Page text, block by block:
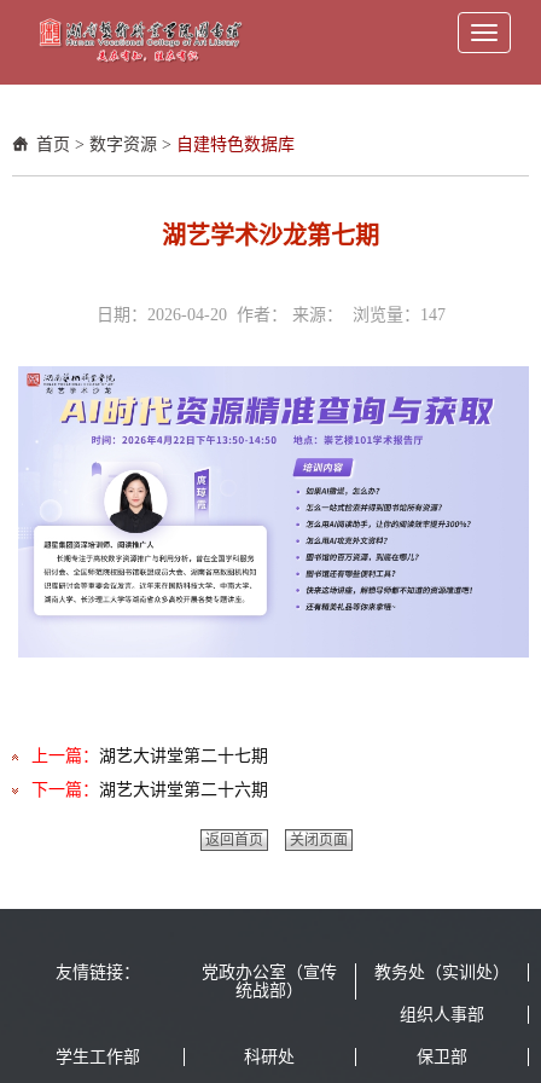
Toggle
首页 > 数字资源 > 自建特色数据库
湖艺学术沙龙第七期
日期：2026-04-20 作者： 来源： 浏览量： 147
上一篇： 湖艺大讲堂第二十七期
下一篇： 湖艺大讲堂第二十六期
返回首页 关闭页面
友情链接：
党政办公室（宣传
统战部）
教务处（实训处）
组织人事部
学生工作部 科研处 保卫部